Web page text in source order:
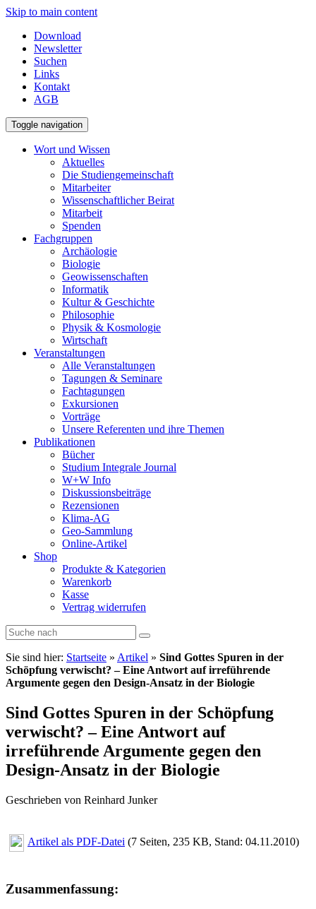
Skip to main content
Download
Newsletter
Suchen
Links
Kontakt
AGB
Toggle navigation
Wort und Wissen
Aktuelles
Die Studiengemeinschaft
Mitarbeiter
Wissenschaftlicher Beirat
Mitarbeit
Spenden
Fachgruppen
Archäologie
Biologie
Geowissenschaften
Informatik
Kultur & Geschichte
Philosophie
Physik & Kosmologie
Wirtschaft
Veranstaltungen
Alle Veranstaltungen
Tagungen & Seminare
Fachtagungen
Exkursionen
Vorträge
Unsere Referenten und ihre Themen
Publikationen
Bücher
Studium Integrale Journal
W+W Info
Diskussionsbeiträge
Rezensionen
Klima-AG
Geo-Sammlung
Online-Artikel
Shop
Produkte & Kategorien
Warenkorb
Kasse
Vertrag widerrufen
Sie sind hier: Startseite » Artikel » Sind Gottes Spuren in der
Schöpfung verwischt? – Eine Antwort auf irreführende
Argumente gegen den Design-Ansatz in der Biologie
Sind Gottes Spuren in der Schöpfung
verwischt? – Eine Antwort auf
irreführende Argumente gegen den
Design-Ansatz in der Biologie
Geschrieben von Reinhard Junker
Artikel als PDF-Datei (7 Seiten, 235 KB, Stand: 04.11.2010)
Zusammenfassung: